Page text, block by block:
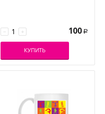
+
− 100 Р
КУПИТЬ